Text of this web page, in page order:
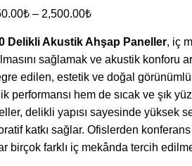
₺ – 2,500.00₺
Delikli Akustik Ahşap Paneller, iç
sağlamak ve akustik konforu
edilen, estetik ve doğal
performansı hem de sıcak ve şık
delikli yapısı sayesinde yüksek
katkı sağlar. Ofislerden
birçok farklı iç mekânda tercih